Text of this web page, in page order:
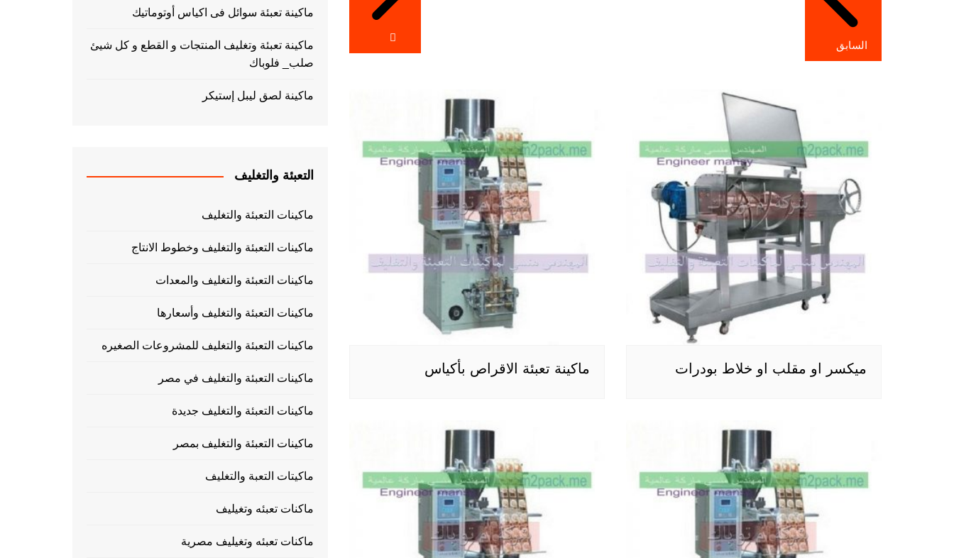
السابق
ميكسر او مقلب او خلاط بودرات ماكينة تعبئة الاقراص بأكياس
ماكينة تعبئة سوائل فى اكياس أوتوماتيك
ماكينة تعبئة وتغليف المنتجات و القطع و كل شيئ
صلب_ فلوباك
ماكينة لصق ليبل إستيكر
التعبئة والتغليف
ماكينات التعبئة والتغليف
ماكينات التعبئة والتغليف وخطوط الانتاج
ماكينات التعبئة والتغليف والمعدات
ماكينات التعبئة والتغليف وأسعارها
ماكينات التعبئة والتغليف للمشروعات الصغيره
ماكينات التعبئة والتغليف في مصر
ماكينات التعبئة والتغليف جديدة
ماكينات التعبئة والتغليف بمصر
ماكيتات التعبة والتغليف
ماكنات تعبئه وتغيليف
ماكنات تعبئه وتغيليف مصرية